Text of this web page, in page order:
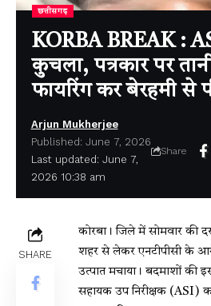
छत्तीसगढ़
KORBA BREAK :
कुचला, पत्रकार पर
फायरिंग कर बेरहमी से
Last updated: June 7,
2026 10:38 am
Arjun Mukherjee
Published: June 7, 2026
Share
SHARE
कोरबा। जिले में सोमवार की
शहर से लेकर एनटीपीसी के
उत्पात मचाया। बदमाशों की
सहायक उप निरीक्षक (ASI)